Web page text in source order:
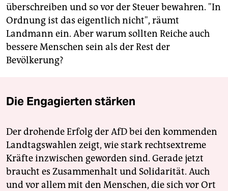
überschreiben und so vor der Steuer bewahren. "In
Ordnung ist das eigentlich nicht", räumt
Landmann ein. Aber warum sollten Reiche auch
bessere Menschen sein als der Rest der
Bevölkerung?
Die Engagierten stärken
Der drohende Erfolg der AfD bei den kommenden
Landtagswahlen zeigt, wie stark rechtsextreme
Kräfte inzwischen geworden sind. Gerade jetzt
braucht es Zusammenhalt und Solidarität. Auch
und vor allem mit den Menschen, die sich vor Ort